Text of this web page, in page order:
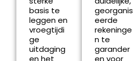
basis te
leggen en
vroegtijdi
ge
uitdaging
georganis
eerde
rekeninge
n te
garander